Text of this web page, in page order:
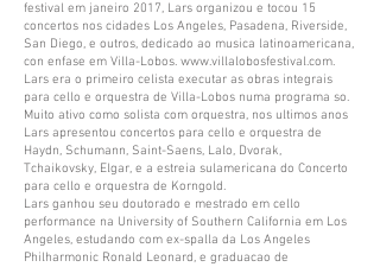
festival em janeiro 2017, Lars organizou e tocou 15
concertos nos cidades Los Angeles, Pasadena, Riverside,
San Diego, e outros, dedicado ao musica latinoamericana,
con enfase em Villa-Lobos. www.villalobosfestival.com.
Lars era o primeiro celista executar as obras integrais
para cello e orquestra de Villa-Lobos numa programa so.
Muito ativo como solista com orquestra, nos ultimos anos
Lars apresentou concertos para cello e orquestra de
Haydn, Schumann, Saint-Saens, Lalo, Dvorak,
Tchaikovsky, Elgar, e a estreia sulamericana do Concerto
para cello e orquestra de Korngold.
Lars ganhou seu doutorado e mestrado em cello
performance na University of Southern California em Los
Angeles, estudando com ex-spalla da Los Angeles
Philharmonic Ronald Leonard, e graduacao de